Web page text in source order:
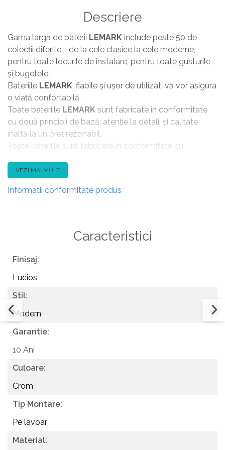
Descriere
Gama largă de baterii LEMARK include peste 50 de
colecții diferite - de la cele clasice la cele moderne,
pentru toate locurile de instalare, pentru toate gusturile
și bugetele.
Bateriile LEMARK, fiabile și ușor de utilizat, vă vor asigura
o viață confortabilă.
Toate bateriile LEMARK sunt fabricate în conformitate
cu două principii de bază: atenție la detalii și calitate
înaltă la un preț rezonabil.
Toate bateriile sunt fabricate în conformitate cu
Sistemul de control al calității producției și de gestionare
este certificat în conformitate cu sistemul ISO 9001.
mondiali de piese pentru baterii.
Lemarksunt supuse unor controale stricte în
fiecare etapă a ciclului de producție pentru a oferi cea
mai bună garanție privind calitatea produsului.
VEZI MAI MULT
Informatii conformitate produs
Caracteristici
Finisaj:
Lucios
Stil:
Modern
Garantie:
10 Ani
Culoare:
Crom
Tip Montare:
Pe lavoar
Material: